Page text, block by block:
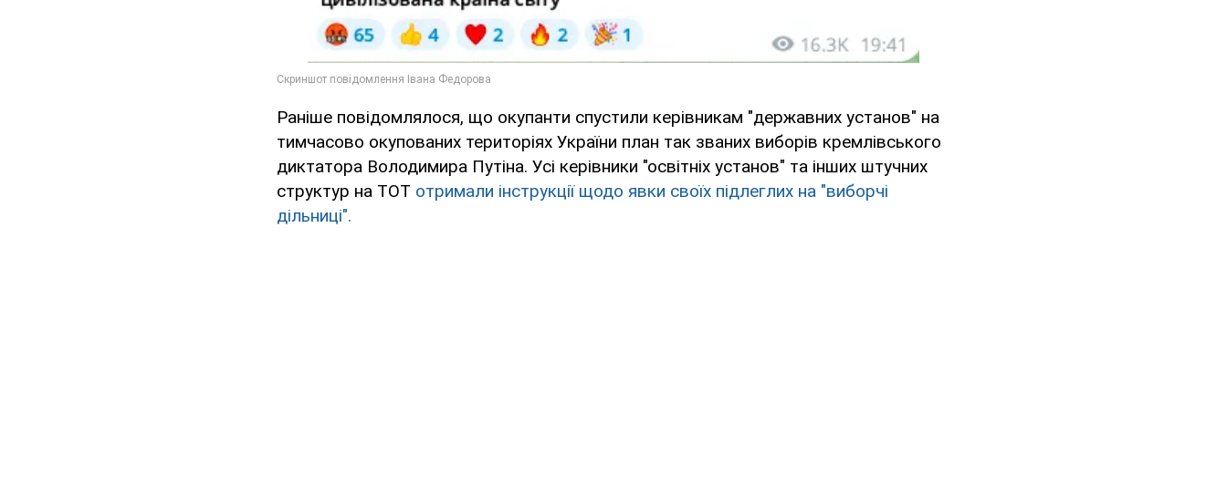
Раніше повідомлялося, що окупанти спустили керівникам "державних установ" на
тимчасово окупованих територіях України план так званих виборів кремлівського
диктатора Володимира Путіна. Усі керівники "освітніх установ" та інших штучних
структур на ТОТ отримали інструкції щодо явки своїх підлеглих на "виборчі
дільниці".